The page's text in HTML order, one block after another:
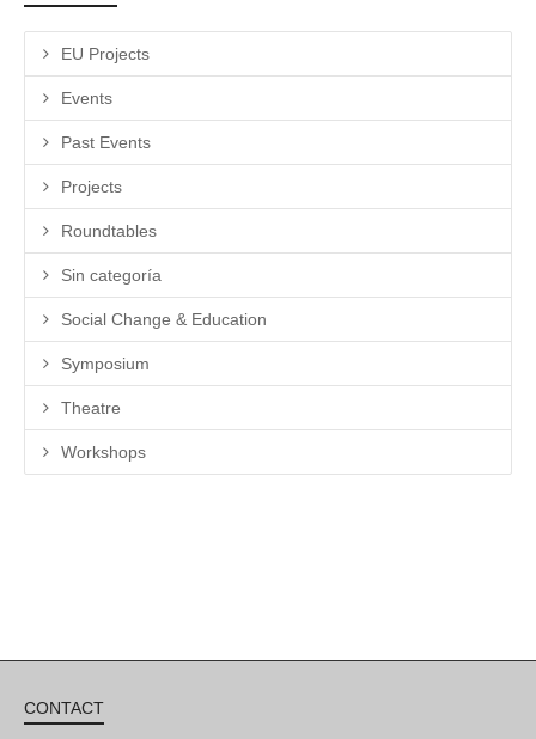
EU Projects
Events
Past Events
Projects
Roundtables
Sin categoría
Social Change & Education
Symposium
Theatre
Workshops
CONTACT